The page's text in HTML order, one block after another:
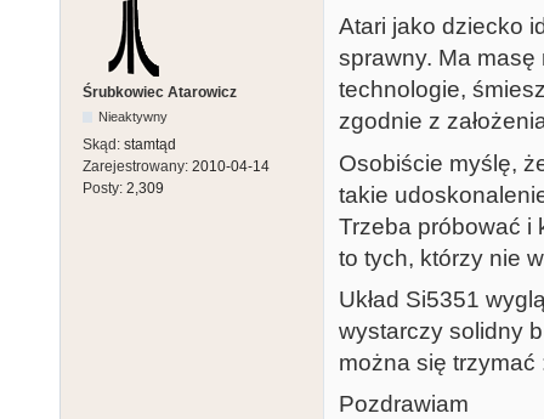
Śrubkowiec Atarowicz
Nieaktywny
Skąd: stamtąd
Zarejestrowany: 2010-04-14
Posty: 2,309
Atari jako dziecko
sprawny. Ma
technologie,
zgodnie z
Osobiście myślę,
takie
Trzeba próbować i
to tych, którzy nie
Układ Si5351
wystarczy solidny
można się trzymać
Pozdrawiam